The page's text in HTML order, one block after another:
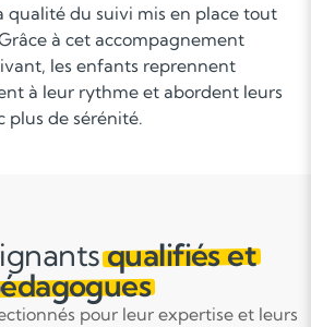
qualité du suivi mis en place tout
à cet accompagnement
les enfants reprennent
à leur rythme et abordent leurs
plus de sérénité.
qualifiés et
pour leur expertise et leurs